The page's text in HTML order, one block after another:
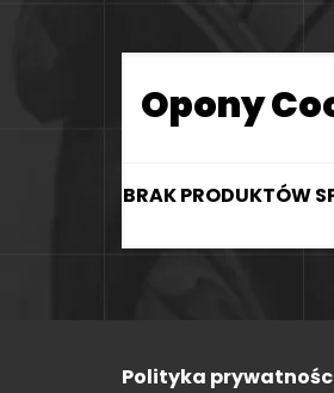
Opony
BRAK PRODUKTÓW
Polityka